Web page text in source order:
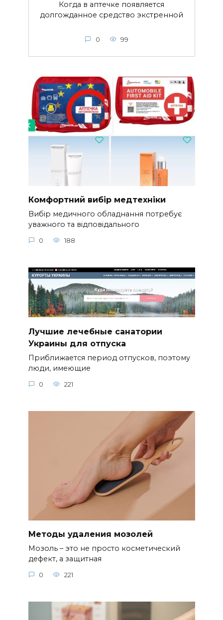
Когда в аптечке появляется
долгожданное средство экстренной
0 99
Комфортний вибір медтехніки
Вибір медичного обладнання потребує
уважного та відповідального
0 188
Лучшие лечебные санатории
Украины для отпуска
Приближается период отпусков, поэтому
люди, имеющие
0 221
Методы удаления мозолей
Мозоль – это не просто косметический
дефект, а защитная
0 221